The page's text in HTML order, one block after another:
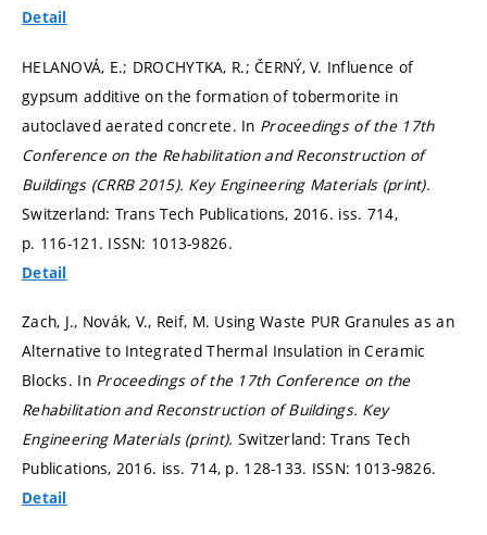
Detail
HELANOVÁ, E.; DROCHYTKA, R.; ČERNÝ, V. Influence of
gypsum additive on the formation of tobermorite in
autoclaved aerated concrete. In Proceedings of the 17th
Conference on the Rehabilitation and Reconstruction of
Buildings (CRRB 2015). Key Engineering Materials (print).
Switzerland: Trans Tech Publications, 2016. iss. 714,
p. 116-121. ISSN: 1013-9826.
Detail
Zach, J., Novák, V., Reif, M. Using Waste PUR Granules as an
Alternative to Integrated Thermal Insulation in Ceramic
Blocks. In Proceedings of the 17th Conference on the
Rehabilitation and Reconstruction of Buildings. Key
Engineering Materials (print). Switzerland: Trans Tech
Publications, 2016. iss. 714, p. 128-133. ISSN: 1013-9826.
Detail